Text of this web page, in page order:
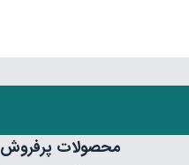
محصولات پرفروش